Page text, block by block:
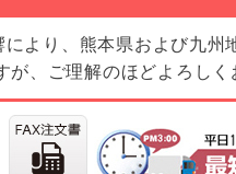
より、熊本県および九州
、ご理解のほどよろしく